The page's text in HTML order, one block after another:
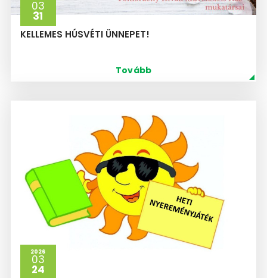
03
31
KELLEMES HÚSVÉTI ÜNNEPET!
Tovább
2026
03
24